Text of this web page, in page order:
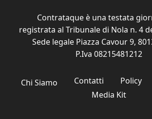
Contrataque è una testata
registrata al Tribunale di Nola n. 4
Sede legale Piazza Cavour 9,
P.Iva 08215481212
Chi Siamo Contatti Policy
Media Kit